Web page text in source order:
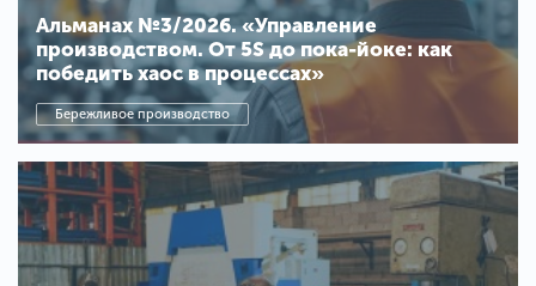
Альманах №3/2026. «Управление
производством. От 5S до пока-йоке: как
победить хаос в процессах»
Бережливое производство